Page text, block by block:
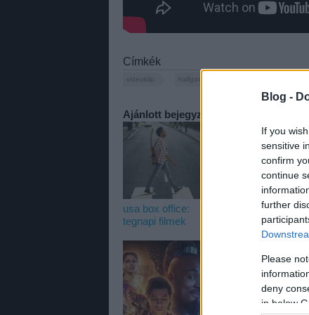
Blog -
If you
sensitive
confirm
continue
further
Please
deny
in below
Címkék
videoklip hallgatnivalo
Ajánlott bejegyzések:
usa box office:
tegnapi filmek
szinkronhangok:
rocketman